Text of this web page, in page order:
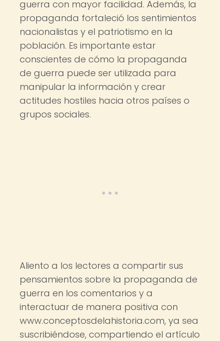
guerra con mayor facilidad. Además, la
propaganda fortaleció los sentimientos
nacionalistas y el patriotismo en la
población. Es importante estar
conscientes de cómo la propaganda
de guerra puede ser utilizada para
manipular la información y crear
actitudes hostiles hacia otros países o
grupos sociales.
Aliento a los lectores a compartir sus
pensamientos sobre la propaganda de
guerra en los comentarios y a
interactuar de manera positiva con
www.conceptosdelahistoria.com, ya sea
suscribiéndose, compartiendo el artículo